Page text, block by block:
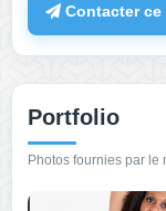
Contacter ce
Portfolio
Photos fournies par le